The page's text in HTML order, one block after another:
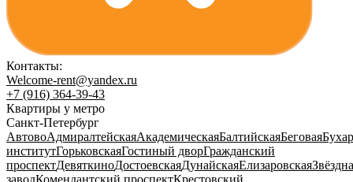
Контакты:
Welcome-rent@yandex.ru
+7 (916) 364-39-43
Квартиры у метро
Санкт-Петербург
АвтовоАдмиралтейскаяАкадемическаяБалтийскаяБеговая
институтГорьковскаяГостиный дворГражданский
проспектДевяткиноДостоевскаяДунайскаяЕлизаровская
заводКомендантский проспектКрестовский